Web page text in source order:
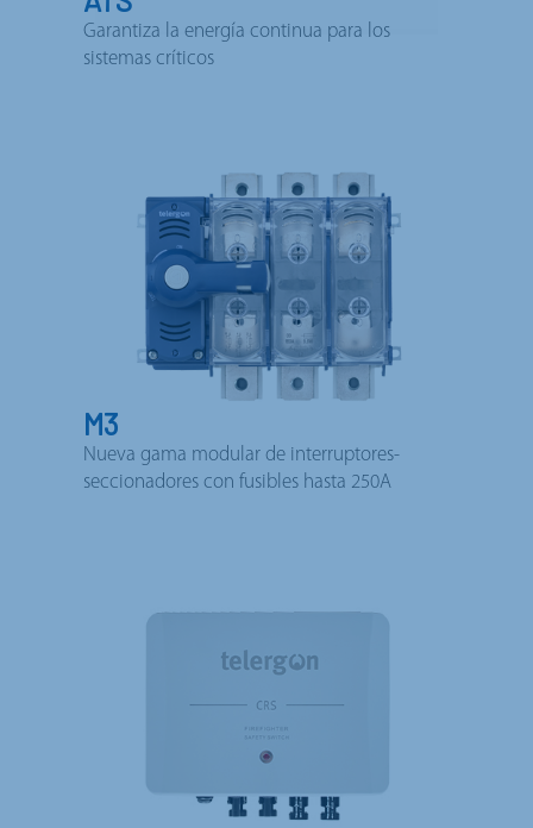
Garantiza la energía continua para los
sistemas críticos
M3
Nueva gama modular de interruptores-
seccionadores con fusibles hasta 250A